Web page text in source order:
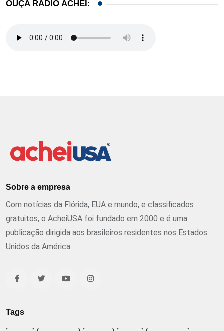
OUÇA RÁDIO ACHEI:
Sobre a empresa
Com notícias da Flórida, EUA e mundo, e classificados
gratuitos, o AcheiUSA foi fundado em 2000 e é uma
publicação dirigida aos brasileiros residentes nos Estados
Unidos da América
Tags